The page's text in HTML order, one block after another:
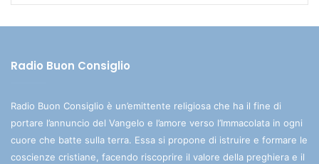
Radio Buon Consiglio
Radio Buon Consiglio è un’emittente religiosa che ha il fine di
portare l’annuncio del Vangelo e l’amore verso l’Immacolata in ogni
cuore che batte sulla terra. Essa si propone di istruire e formare le
coscienze cristiane, facendo riscoprire il valore della preghiera e il